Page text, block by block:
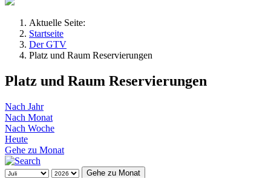
Aktuelle Seite:
Startseite
Der GTV
Platz und Raum Reservierungen
Platz und Raum Reservierungen
Nach Jahr
Nach Monat
Nach Woche
Heute
Gehe zu Monat
Gehe zu Monat